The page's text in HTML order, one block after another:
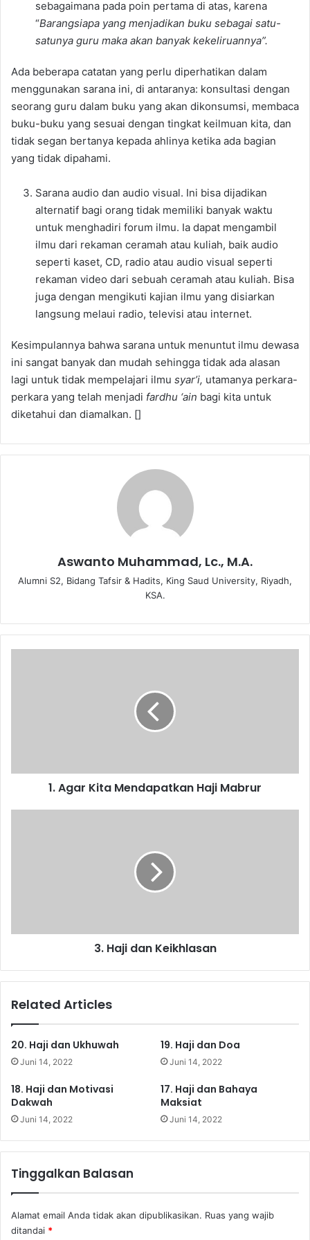
sebagaimana pada poin pertama di atas, karena
“Barangsiapa yang menjadikan buku sebagai satu-
satunya guru maka akan banyak kekeliruannya”.
Ada beberapa catatan yang perlu diperhatikan dalam
menggunakan sarana ini, di antaranya: konsultasi dengan
seorang guru dalam buku yang akan dikonsumsi, membaca
buku-buku yang sesuai dengan tingkat keilmuan kita, dan
tidak segan bertanya kepada ahlinya ketika ada bagian
yang tidak dipahami.
Sarana audio dan audio visual. Ini bisa dijadikan
alternatif bagi orang tidak memiliki banyak waktu
untuk menghadiri forum ilmu. Ia dapat mengambil
ilmu dari rekaman ceramah atau kuliah, baik audio
seperti kaset, CD, radio atau audio visual seperti
rekaman video dari sebuah ceramah atau kuliah. Bisa
juga dengan mengikuti kajian ilmu yang disiarkan
langsung melaui radio, televisi atau internet.
Kesimpulannya bahwa sarana untuk menuntut ilmu dewasa
ini sangat banyak dan mudah sehingga tidak ada alasan
lagi untuk tidak mempelajari ilmu syar’i, utamanya perkara-
perkara yang telah menjadi fardhu ‘ain bagi kita untuk
diketahui dan diamalkan. []
Aswanto Muhammad, Lc., M.A.
Alumni S2, Bidang Tafsir & Hadits, King Saud University, Riyadh,
KSA.
1. Agar Kita Mendapatkan Haji Mabrur
3. Haji dan Keikhlasan
Related Articles
20. Haji dan Ukhuwah
Juni 14, 2022
19. Haji dan Doa
Juni 14, 2022
18. Haji dan Motivasi
Dakwah
Juni 14, 2022
17. Haji dan Bahaya
Maksiat
Juni 14, 2022
Tinggalkan Balasan
Alamat email Anda tidak akan dipublikasikan. Ruas yang wajib
ditandai *